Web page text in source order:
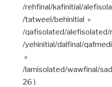
/rehfinal/kafinitial/
/tatweel/behinitial »
/qafisolated/alefisolated/
/yehinitial/dalfinal/
»
/lamisolated/wawfinal/
26 )